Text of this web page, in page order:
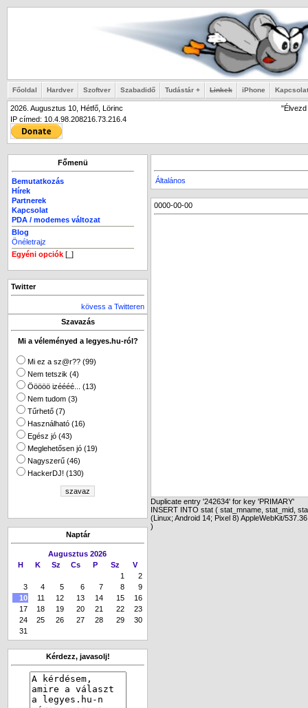
Főoldal Hardver Szoftver Szabadidő Tudástár + Linkek iPhone Kapcsolat
2026. Augusztus 10, Hétfő, Lörinc
IP címed: 10.4.98.208216.73.216.4
Főmenü
Bemutatkozás
Hírek
Partnerek
Kapcsolat
PDA / modemes változat
Blog
Önéletrajz
Egyéni opciók [_]
Twitter
kövess a Twitteren
Szavazás
Mi a véleményed a legyes.hu-ról?
Mi ez a sz@r?? (99)
Nem tetszik (4)
Ööööö izéééé... (13)
Nem tudom (3)
Tűrhető (7)
Használható (16)
Egész jó (43)
Meglehetősen jó (19)
Nagyszerű (46)
HackerDJ! (130)
Naptár
Augusztus 2026
H
K Sz Cs P Sz
V
1
2
3
4 5 6 7 8
9
10
11 12 13 14 15
16
17
18 19 20 21 22
23
24
25 26 27 28 29
30
31
Kérdezz, javasolj!
Általános
0000-00-00
Duplicate entry '242634' for key 'PRIMARY'
INSERT INTO stat ( stat_mname, stat_mid,
(Linux; Android 14; Pixel 8) AppleWebKit/
)